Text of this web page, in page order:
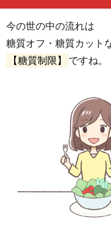
今の世の中の流れは
糖質オフ・糖質カット
【糖質制限】
ですね。